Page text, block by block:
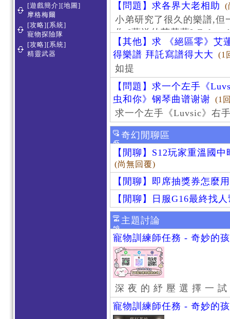
[遊戲簡介][地圖]
摩格梅爾
[攻略][系統]
寵物探險隊
[攻略][系統]
精靈武器
【問題】求各界大老相助
(
小弟研究了很久的樂譜,但
作 [葬送的芙莉蓮]-
【其他】求 《絕區零》艾
得樂譜 拜託寫譜得大大
(1
如提
【問題】求一个左手《
虫和你》钢琴曲谱谢谢 (1
求一个左手《Luvsic》右
奇幻閒聊區
【閒聊】S12玩家重溫國
(尚無回覆)
【閒聊】即席抽獎券怎麼
【閒聊】日服G16最終找
主題討論
寵物訓練師任務 - 奇妙的
深 夜 的 紓 壓 選 擇 一
寵物訓練師任務 - 奇妙的